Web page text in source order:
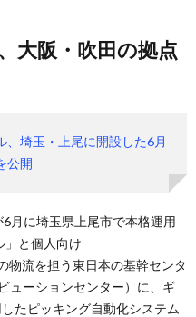
、埼玉・上尾に開設した6月
公開
月に埼玉県上尾市で本格運用
」と個人向け
物流を担う東日本の基幹センタ
ューションセンター）に、ギ
たピッキング自動化システム